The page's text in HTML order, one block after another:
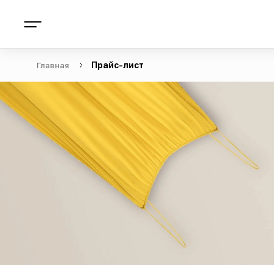
Главная Прайс-лист